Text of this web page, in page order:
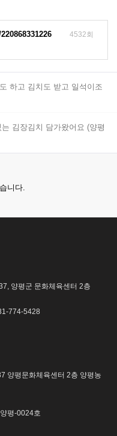
4532회
하고 김치도 받고 일석이조
김장김치 담가왔어요 (양평
니다.
양평군 문화체육센터 2층
774-5428
양평문화체육센터 2층 양평농
평-0024호